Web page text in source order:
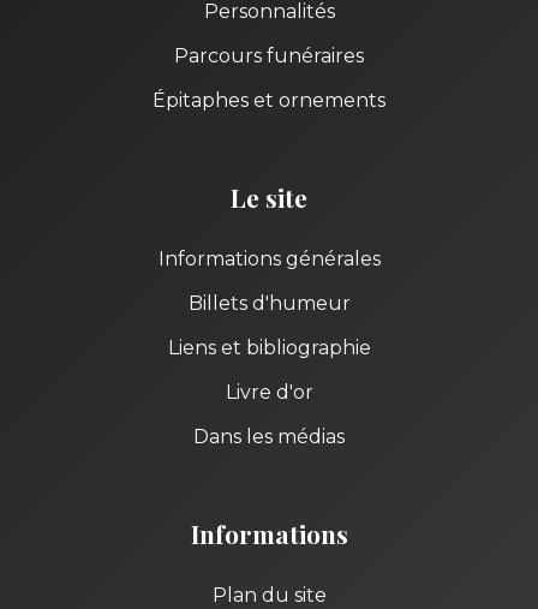
Personnalités
Parcours funéraires
Épitaphes et ornements
Le site
Informations générales
Billets d'humeur
Liens et bibliographie
Livre d'or
Dans les médias
Informations
Plan du site